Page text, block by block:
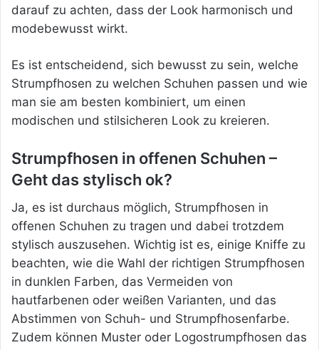
darauf zu achten, dass der Look harmonisch und
modebewusst wirkt.
Es ist entscheidend, sich bewusst zu sein, welche
Strumpfhosen zu welchen Schuhen passen und wie
man sie am besten kombiniert, um einen
modischen und stilsicheren Look zu kreieren.
Strumpfhosen in offenen Schuhen –
Geht das stylisch ok?
Ja, es ist durchaus möglich, Strumpfhosen in
offenen Schuhen zu tragen und dabei trotzdem
stylisch auszusehen. Wichtig ist es, einige Kniffe zu
beachten, wie die Wahl der richtigen Strumpfhosen
in dunklen Farben, das Vermeiden von
hautfarbenen oder weißen Varianten, und das
Abstimmen von Schuh- und Strumpfhosenfarbe.
Zudem können Muster oder Logostrumpfhosen das